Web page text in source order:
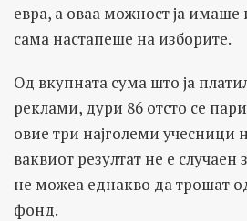
евра, а оваа можност ја
сама настапеше на изборите.
Од вкупната сума што ја
реклами, дури 86 отсто се
овие три најголеми учесници
ваквиот резултат не е
не можеа еднакво да трошат
фонд.